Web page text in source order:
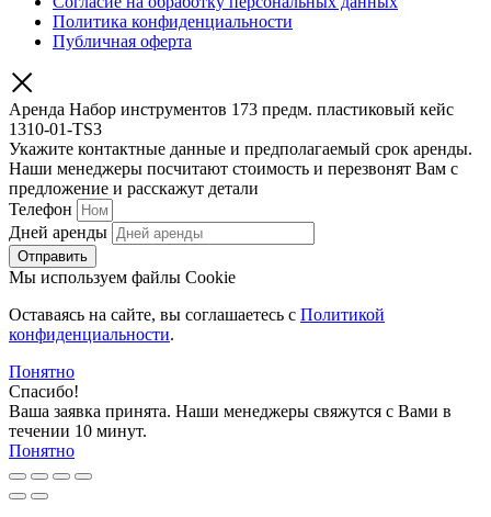
Политика конфиденциальности
Публичная оферта
Аренда Набор инструментов 173 предм. пластиковый кейс
1310-01-TS3
Укажите контактные данные и предполагаемый срок аренды.
Наши менеджеры посчитают стоимость и перезвонят Вам с
предложение и расскажут детали
Телефон
Дней аренды
Отправить
Мы используем файлы Cookie
Оставаясь на сайте, вы соглашаетесь c Политикой
конфиденциальности.
Понятно
Спасибо!
Ваша заявка принята. Наши менеджеры свяжутся с Вами в
течении 10 минут.
Понятно